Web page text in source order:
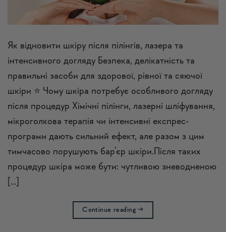
Як відновити шкіру після пілінгів, лазера та
інтенсивного догляду Безпека, делікатність та
правильні засоби для здорової, рівної та сяючої
шкіри ⭐ Чому шкіра потребує особливого догляду
після процедур Хімічні пілінги, лазерні шліфування,
мікроголкова терапія чи інтенсивні експрес-
програми дають сильний ефект, але разом з цим
тимчасово порушують бар’єр шкіри.Після таких
процедур шкіра може бути: чутливою зневодненою
[…]
Continue reading→